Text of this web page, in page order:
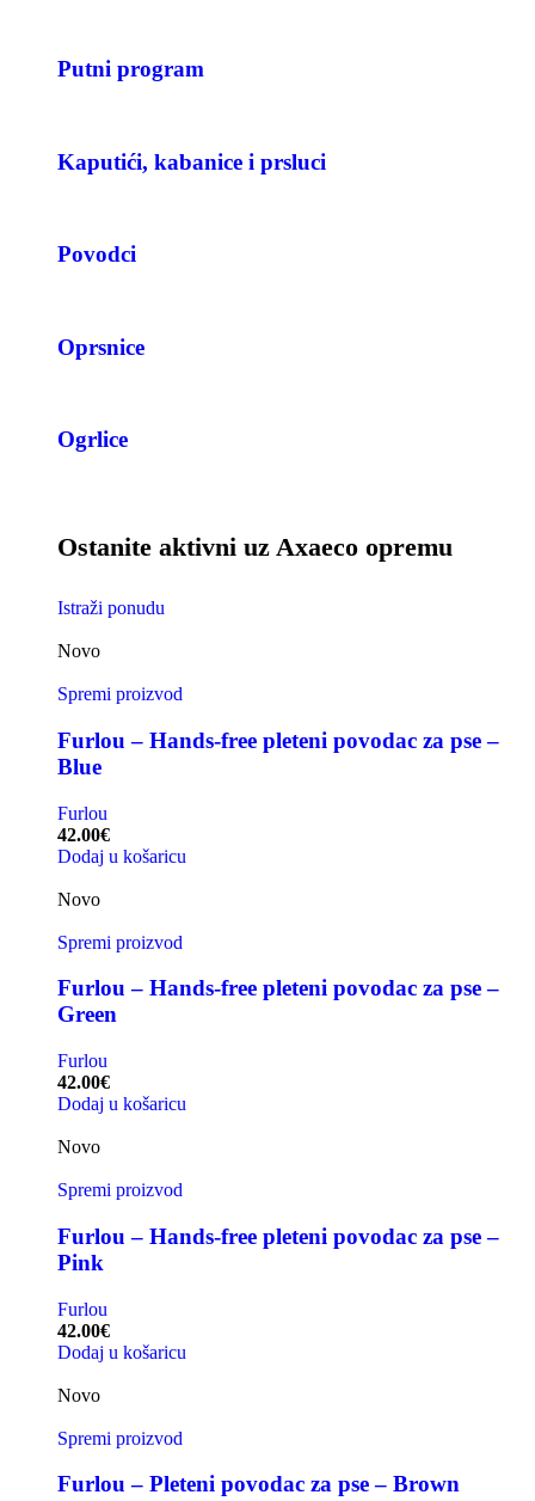
Putni program
Kaputići, kabanice i prsluci
Povodci
Oprsnice
Ogrlice
Ostanite aktivni uz Axaeco opremu
Istraži ponudu
Novo
Spremi proizvod
Furlou – Hands-free pleteni povodac za pse –
Blue
Furlou
42.00€
Dodaj u košaricu
Novo
Spremi proizvod
Furlou – Hands-free pleteni povodac za pse –
Green
Furlou
42.00€
Dodaj u košaricu
Novo
Spremi proizvod
Furlou – Hands-free pleteni povodac za pse –
Pink
Furlou
42.00€
Dodaj u košaricu
Novo
Spremi proizvod
Furlou – Pleteni povodac za pse – Brown